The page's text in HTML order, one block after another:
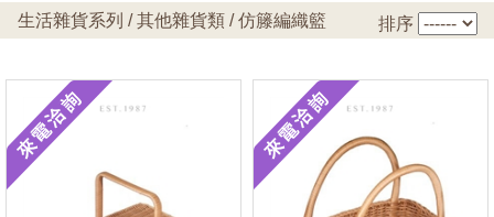
生活雜貨系列 / 其他雜貨類 / 仿籐編織籃 排序